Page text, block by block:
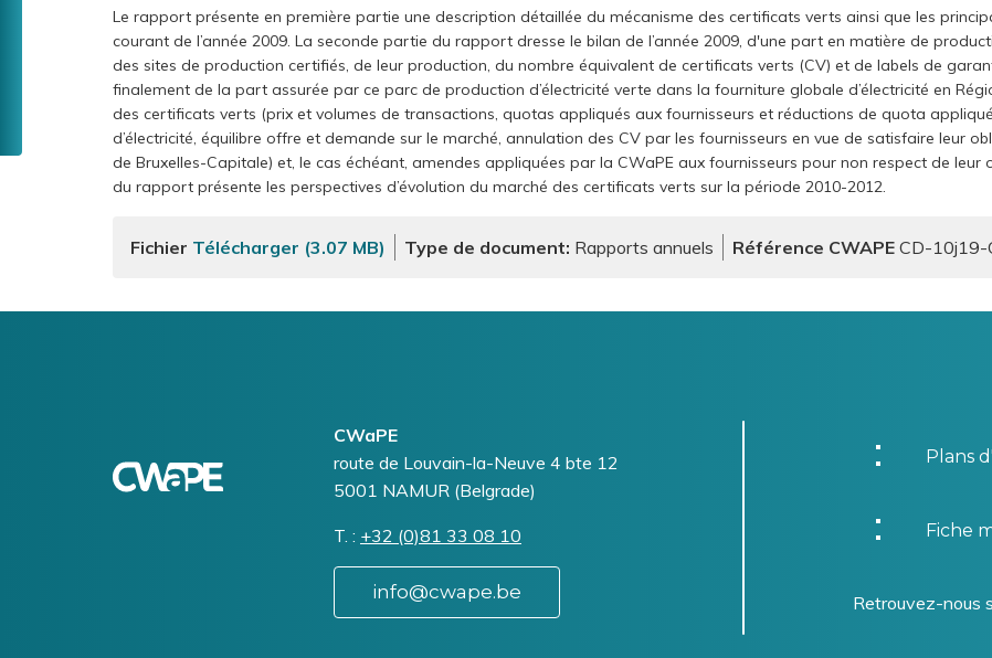
question
Le rapport présente en première partie une description détaillée du mécanisme des certificats verts ainsi que les
courant de l’année 2009. La seconde partie du rapport dresse le bilan de l’année 2009, d'une part en matière de
des sites de production certifiés, de leur production, du nombre équivalent de certificats verts (CV) et de labels de
finalement de la part assurée par ce parc de production d’électricité verte dans la fourniture globale d’électricité en
des certificats verts (prix et volumes de transactions, quotas appliqués aux fournisseurs et réductions de quota
d’électricité, équilibre offre et demande sur le marché, annulation des CV par les fournisseurs en vue de satisfaire leur
de Bruxelles-Capitale) et, le cas échéant, amendes appliquées par la CWaPE aux fournisseurs pour non respect de
du rapport présente les perspectives d’évolution du marché des certificats verts sur la période 2010-2012.
Fichier Télécharger (3.07 MB) Type de document Rapports annuels Référence CWAPE CD-10j19-
CWaPE
Addresse
route de Louvain-la-Neuve 4 bte 12
5001 NAMUR (Belgrade)
T. Téléphone
+32 (0)81 33 08 10
info@cwape.be
Plans
Fiche
Retrouvez-nous